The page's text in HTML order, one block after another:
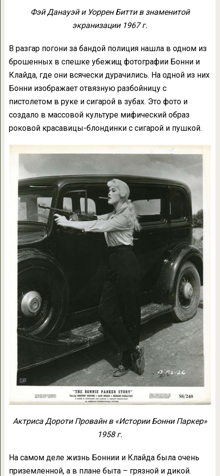
Фэй Данауэй и Уоррен Битти в знаменитой
экранизации 1967 г.
В разгар погони за бандой полиция нашла в одном из
брошенных в спешке убежищ фотографии Бонни и
Клайда, где они всячески дурачились. На одной из них
Бонни изображает отвязную разбойницу с
пистолетом в руке и сигарой в зубах. Это фото и
создало в массовой культуре мифический образ
роковой красавицы-блондинки с сигарой и пушкой.
Актриса Дороти Провайн в «Истории Бонни Паркер»
1958 г.
На самом деле жизнь Боннии и Клайда была очень
приземленной, а в плане быта – грязной и дикой.